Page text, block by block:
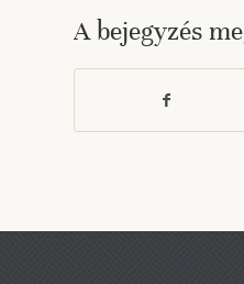
A bejegyzés